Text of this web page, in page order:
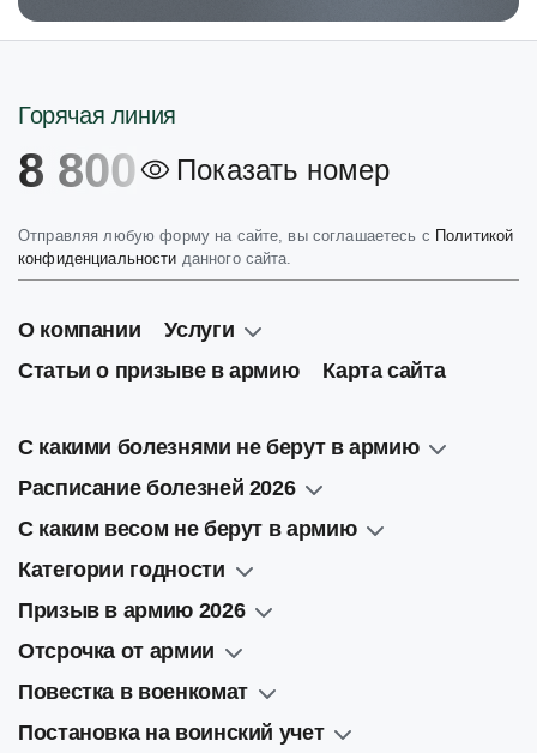
Горячая линия
8 800 Показать номер
Отправляя любую форму на сайте, вы соглашаетесь с Политикой
конфиденциальности данного сайта.
О компании
Услуги
Статьи о призыве в армию
Карта сайта
С какими болезнями не берут в армию
Расписание болезней 2026
С каким весом не берут в армию
Категории годности
Призыв в армию 2026
Отсрочка от армии
Повестка в военкомат
Постановка на воинский учет